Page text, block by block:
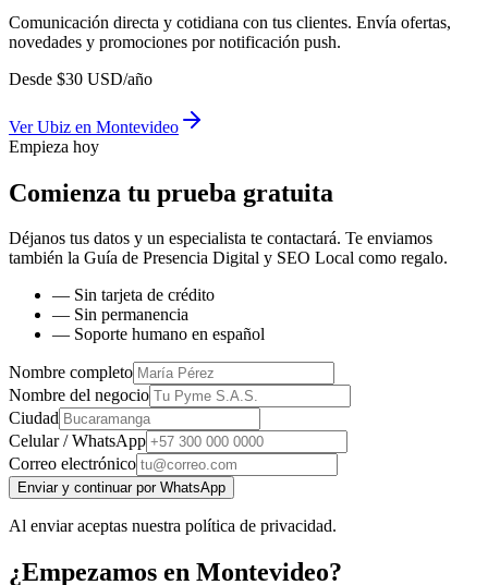
Comunicación directa y cotidiana con tus clientes. Envía ofertas,
novedades y promociones por notificación push.
Desde $30 USD/año
VerUbiz en Montevideo
Empieza hoy
Comienza tu prueba gratuita
Déjanos tus datos y un especialista te contactará. Te enviamos
también la Guía de Presencia Digital y SEO Local como regalo.
— Sin tarjeta de crédito
— Sin permanencia
— Soporte humano en español
Nombre completo
Nombre del negocio
Ciudad
Celular / WhatsApp
Correo electrónico
Enviar y continuar por WhatsApp
Al enviar aceptas nuestra política de privacidad.
¿Empezamos en Montevideo?